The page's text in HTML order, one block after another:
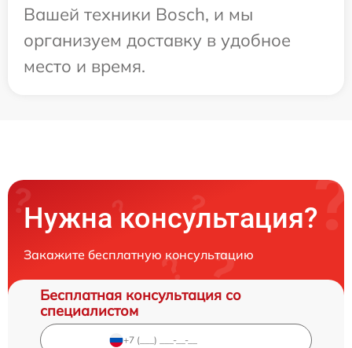
Вашей техники Bosch, и мы
организуем доставку в удобное
место и время.
Нужна консультация?
Закажите бесплатную консультацию
Бесплатная консультация со
специалистом